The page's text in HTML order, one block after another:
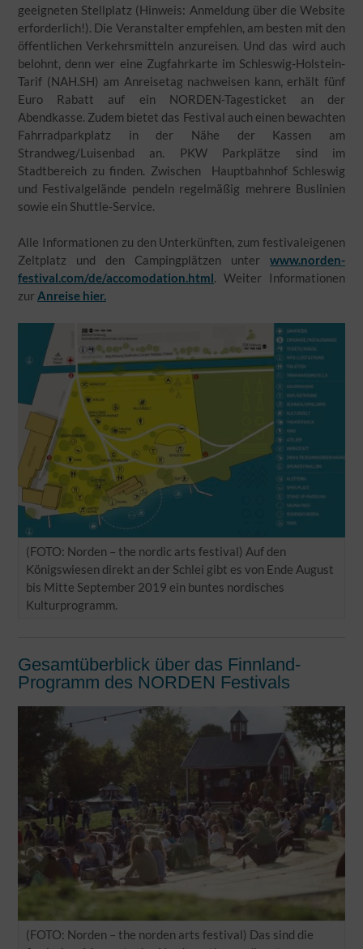
geeigneten Stellplatz (Hinweis: Anmeldung über die Website
erforderlich!). Die Veranstalter empfehlen, am besten mit den
öffentlichen Verkehrsmitteln anzureisen. Und das wird auch
belohnt, denn wer eine Zugfahrkarte im Schleswig-Holstein-
Tarif (NAH.SH) am Anreisetag nachweisen kann, erhält fünf
Euro Rabatt auf ein NORDEN-Tagesticket an der
Abendkasse. Zudem bietet das Festival auch einen bewachten
Fahrradparkplatz in der Nähe der Kassen am
Strandweg/Luisenbad an. PKW Parkplätze sind im
Stadtbereich zu finden. Zwischen Hauptbahnhof Schleswig
und Festivalgelände pendeln regelmäßig mehrere Buslinien
sowie ein Shuttle-Service.
Alle Informationen zu den Unterkünften, zum festivaleigenen
Zeltplatz und den Campingplätzen unter www.norden-
festival.com/de/accomodation.html. Weiter Informationen
zurAnreise hier.
(FOTO: Norden – the nordic arts festival) Auf den
Königswiesen direkt an der Schlei gibt es von Ende August
bis Mitte September 2019 ein buntes nordisches
Kulturprogramm.
Gesamtüberblick über das Finnland-
Programm des NORDEN Festivals
(FOTO: Norden – the norden arts festival) Das sind die